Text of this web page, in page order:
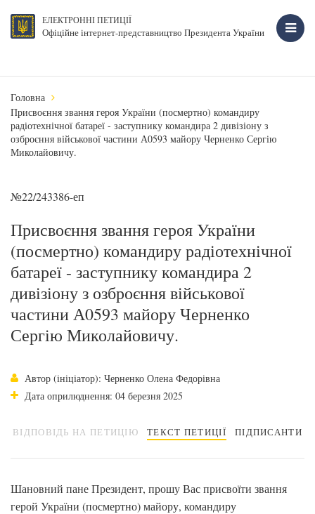
ЕЛЕКТРОННІ ПЕТИЦІЇ
Офіційне інтернет-представництво Президента України
Головна
Присвоєння звання героя України (посмертно) командиру
радіотехнічної батареї - заступнику командира 2 дивізіону з
озброєння військової частини А0593 майору Черненко Сергію
Миколайовичу.
№22/243386-еп
Присвоєння звання героя України
(посмертно) командиру радіотехнічної
батареї - заступнику командира 2
дивізіону з озброєння військової
частини А0593 майору Черненко
Сергію Миколайовичу.
Автор (ініціатор): Черненко Олена Федорівна
Дата оприлюднення: 04 березня 2025
ВІДПОВІДЬ НА ПЕТИЦІЮ ТЕКСТ ПЕТИЦІЇ ПІДПИСАНТИ
Шановний пане Президент, прошу Вас присвоїти звання
герой України (посмертно) майору, командиру